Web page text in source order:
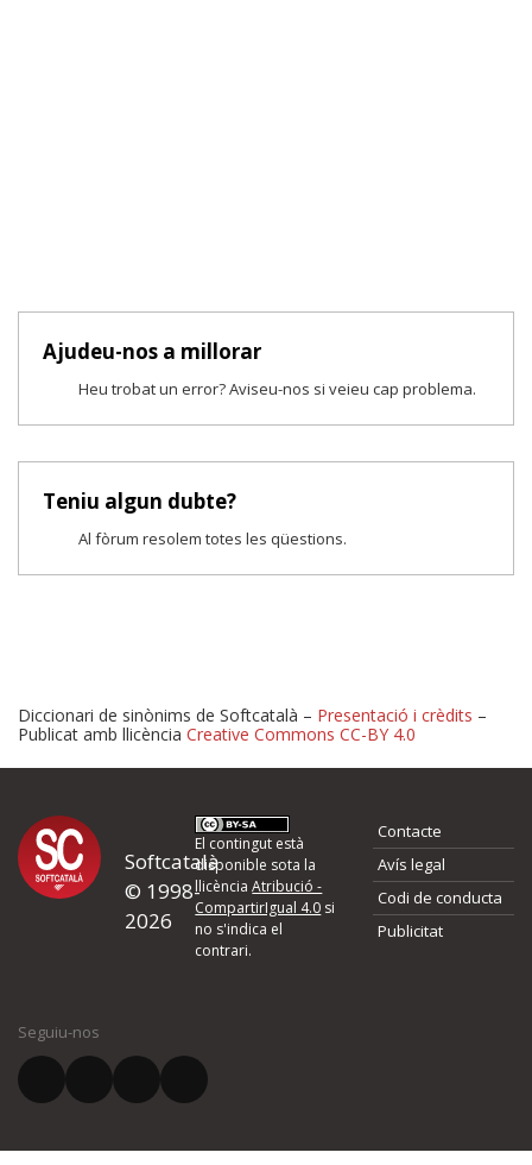
Ajudeu-nos a millorar
Heu trobat un error? Aviseu-nos si veieu cap problema.
Teniu algun dubte?
Al fòrum resolem totes les qüestions.
Proposeu-nos millores o
d'errors
Si heu trobat un error o voleu proposar alguna millora, ompliu els
quina és la millora que proposeu o l'error del qual voleu informar-
El vostre correu electrònic *
Diccionari de sinònims de Softcatalà – Presentació i crèdits –
Publicat amb llicència Creative Commons CC-BY 4.0
Softcatalà
© 1998-
2026
El contingut està
disponible sota la
llicènciaAtribució -
CompartirIgual 4.0 si
no s'indica el
contrari.
Contacte
Avís legal
Codi de conducta
Publicitat
Seguiu-nos